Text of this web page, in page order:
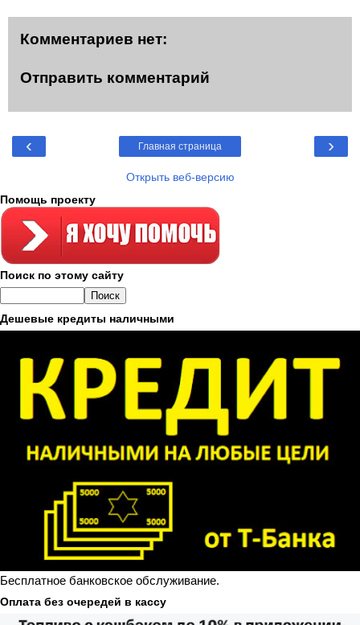
Комментариев нет:
Отправить комментарий
‹ ›
Главная страница
Открыть веб-версию
Помощь проекту
Поиск по этому сайту
Дешевые кредиты наличными
Бесплатное банковское обслуживание.
Оплата без очередей в кассу